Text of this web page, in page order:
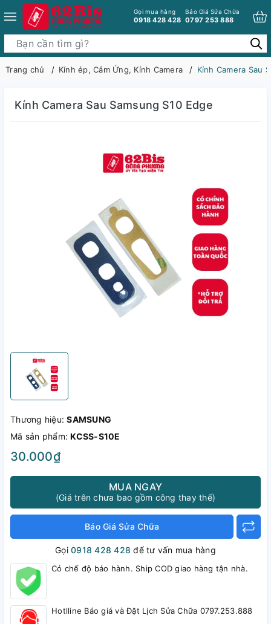
Gọi mua hàng
0918 428 428
Báo Giá Sửa Chữa
0797 253 888
Trang chủ Kính ép, Cảm Ứng, Kính Camera Kính Camera Sau
Kính Camera Sau Samsung S10 Edge
Thương hiệu:SAMSUNG
Mã sản phẩm:KCSS-S10E
30.000₫
MUA NGAY
(Giá trên chưa bao gồm công thay thế)
Báo Giá Sửa Chữa
Gọi0918 428 428 để tư vấn mua hàng
Có chế độ bảo hành. Ship COD giao hàng tận nhà.
Hotlline Báo giá và Đặt Lịch Sửa Chữa 0797.253.888